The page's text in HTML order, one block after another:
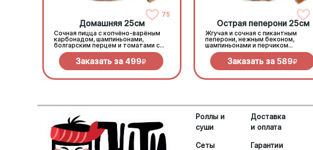
75
Домашняя 25см
Сочная пицца с копчёно-варёным
карбонадом, шампиньонами,
болгарским перцем и томатами с
зеленью под моцареллой
Заказать за 499R
Острая пеперони 25cм
Жгучая и сочная с пикантным
пеперони, нежным беконом,
шампиньонами и перчиком
халапеньо под моцареллой
Заказать за 589R
Роллы и
суши
Сеты
Доставка
и оплата
Гарантии